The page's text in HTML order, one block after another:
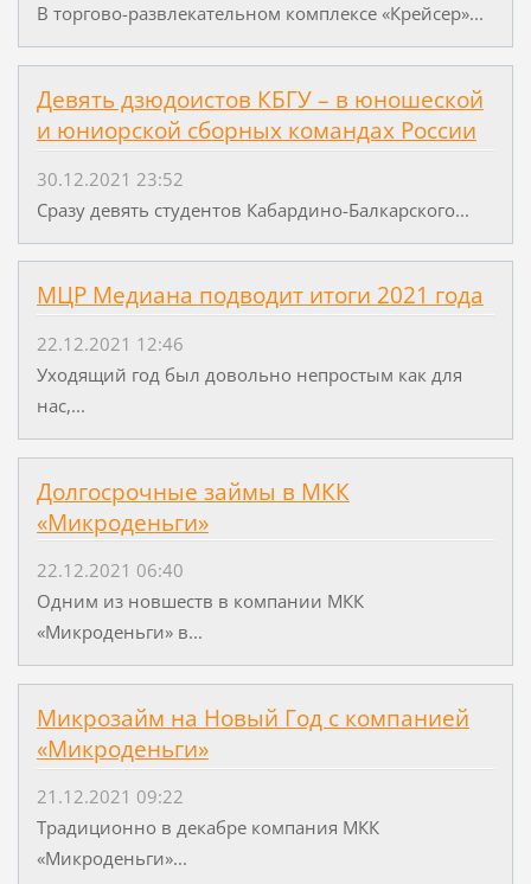
В торгово-развлекательном комплексе «Крейсер»...
Девять дзюдоистов КБГУ – в юношеской
и юниорской сборных командах России
30.12.2021 23:52
Сразу девять студентов Кабардино-Балкарского...
МЦР Медиана подводит итоги 2021 года
22.12.2021 12:46
Уходящий год был довольно непростым как для
нас,...
Долгосрочные займы в МКК
«Микроденьги»
22.12.2021 06:40
Одним из новшеств в компании МКК
«Микроденьги» в...
Микрозайм на Новый Год с компанией
«Микроденьги»
21.12.2021 09:22
Традиционно в декабре компания МКК
«Микроденьги»...